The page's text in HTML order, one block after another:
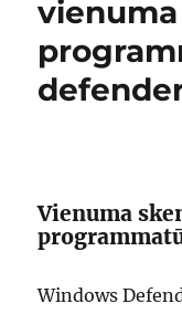
Vienuma
Windows